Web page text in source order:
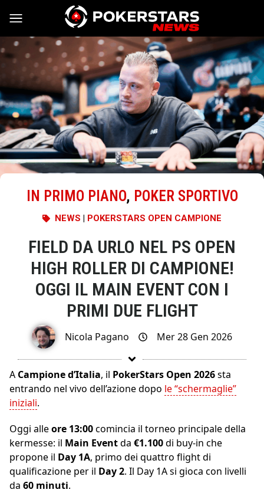
Vai al contenuto
IN PRIMO PIANO, POKER SPORTIVO
NEWS | POKERSTARS OPEN CAMPIONE
FIELD DA URLO NEL PS OPEN
HIGH ROLLER DI CAMPIONE!
OGGI IL MAIN EVENT CON I
PRIMI DUE FLIGHT
Nicola Pagano Mer 28 Gen 2026
A Campione d’Italia, il PokerStars Open 2026sta
entrando nel vivo dell’azione dopo le “schermaglie”
iniziali.
Oggi alleore 13:00comincia il torneo principale della
kermesse: il Main Eventda €1.100di buy-in che
propone il Day 1A, primo dei quattro flight di
qualificazione per il Day 2. Il Day 1A si gioca con livelli
da 60 minuti.